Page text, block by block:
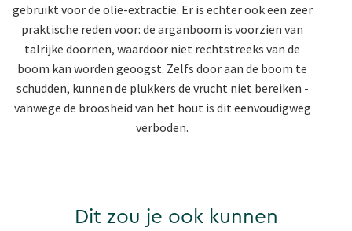
gebruikt voor de olie-extractie. Er is echter ook een zeer
praktische reden voor: de arganboom is voorzien van
talrijke doornen, waardoor niet rechtstreeks van de
boom kan worden geoogst. Zelfs door aan de boom te
schudden, kunnen de plukkers de vrucht niet bereiken -
vanwege de broosheid van het hout is dit eenvoudigweg
verboden.
Dit zou je ook kunnen